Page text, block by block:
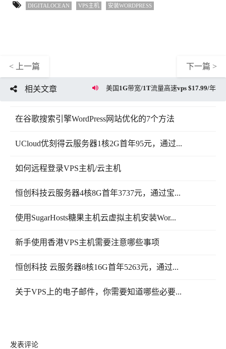
DIGITALOCEAN VPS主机 安装WORDPRESS
< 上一篇 下一篇 >
相关文章 美国1G带宽/1T流量高速vps $17.99/年
在谷歌搜索引擎WordPress网站优化的7个方法
UCloud优刻得云服务器1核2G首年95元，通过...
如何远程登录VPS主机/云主机
恒创科技云服务器4核8G首年3737元，通过宝...
使用SugarHosts糖果主机云虚拟主机安装Wor...
新手使用香港VPS主机需要注意哪些事项
恒创科技 云服务器8核16G首年5263元，通过...
关于VPS上的电子邮件，你需要知道哪些必要...
发表评论